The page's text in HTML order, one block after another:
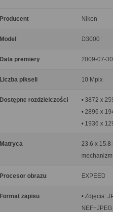
Producent Nikon
Model D3000
Data premiery 2009-07-30
Liczba pikseli 10 Mpix
Dostępne rozdzielczości
• 3872 x
• 2896 x
• 1936 x
Matryca
23.6 x 15.8
Procesor obrazu EXPEED
Format zapisu
• Zdjęcia:
NEF+JPEG